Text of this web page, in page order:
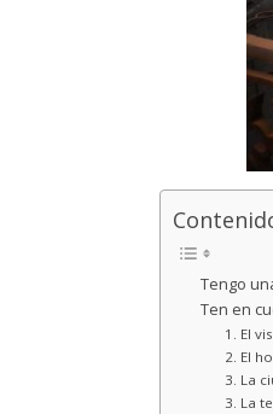
Tengo
Ten en
1. El
2. El
3. La
3. La